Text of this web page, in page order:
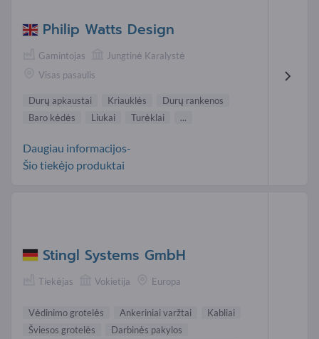
Philip Watts Design
Gamintojas
Jungtinė Karalystė
Visas pasaulis
Durų apkaustai Kriauklės
Durų rankenos
Baro kėdės
Liukai Turėklai ...
Daugiau informacijos-
Šio tiekėjo produktai
Stingl Systems GmbH
Tiekėjas Vokietija Europa
Vėdinimo grotelės Ankeriniai varžtai
Kabliai
Šviesos grotelės
Darbinės pakylos